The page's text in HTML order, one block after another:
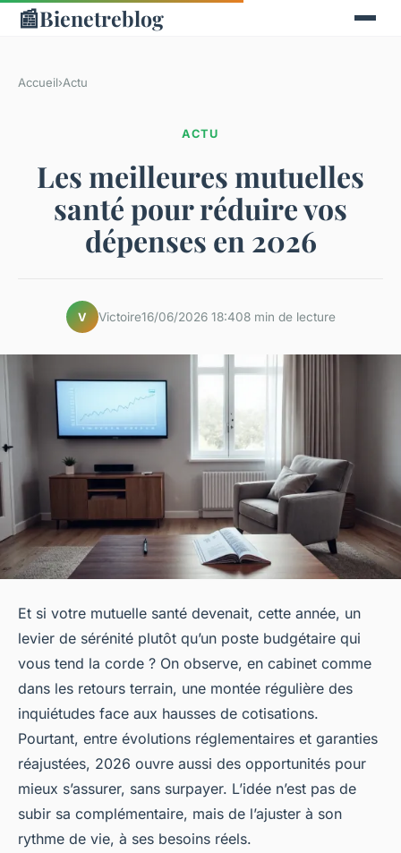
📰Bienetreblog
Accueil›Actu
ACTU
Les meilleures mutuelles
santé pour réduire vos
dépenses en 2026
V Victoire16/06/2026 18:408 min de lecture
Et si votre mutuelle santé devenait, cette année, un
levier de sérénité plutôt qu’un poste budgétaire qui
vous tend la corde ? On observe, en cabinet comme
dans les retours terrain, une montée régulière des
inquiétudes face aux hausses de cotisations.
Pourtant, entre évolutions réglementaires et garanties
réajustées, 2026 ouvre aussi des opportunités pour
mieux s’assurer, sans surpayer. L’idée n’est pas de
subir sa complémentaire, mais de l’ajuster à son
rythme de vie, à ses besoins réels.